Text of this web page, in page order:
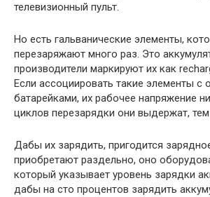
телевизионный пульт.
Но есть гальванические элементы,
перезаряжают много раз. Это
производители маркируют их как
Если ассоциировать такие элементы
батарейками, их рабочее напряжение
циклов перезарядки они выдержат,
Дабы их зарядить, пригодится
приобретают раздельно, оно
который указывает уровень зарядки
дабы на сто процентов зарядить